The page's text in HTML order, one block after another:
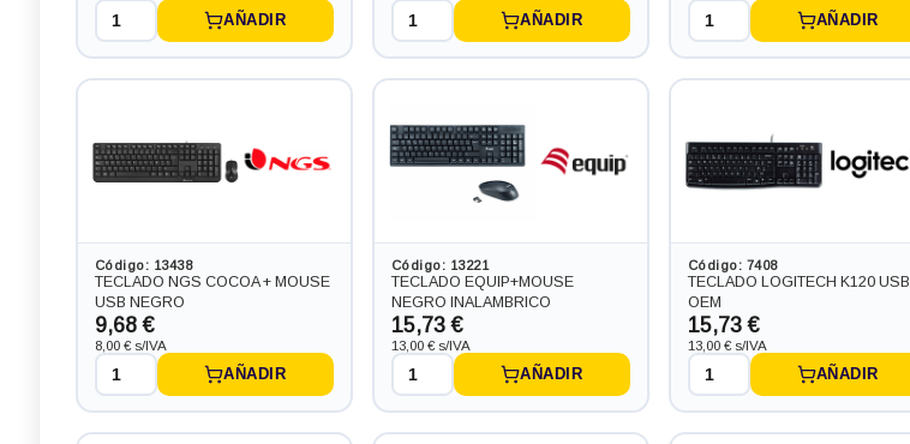
AÑADIR AÑADIR AÑADIR
Código: 13438
TECLADO NGS COCOA + MOUSE
USB NEGRO
9,68 €
8,00 € s/IVA
AÑADIR
Código: 13221
TECLADO EQUIP+MOUSE
NEGRO INALAMBRICO
15,73 €
13,00 € s/IVA
AÑADIR
Código: 7408
TECLADO LOGITECH K120 USB
OEM
15,73 €
13,00 € s/IVA
AÑADIR